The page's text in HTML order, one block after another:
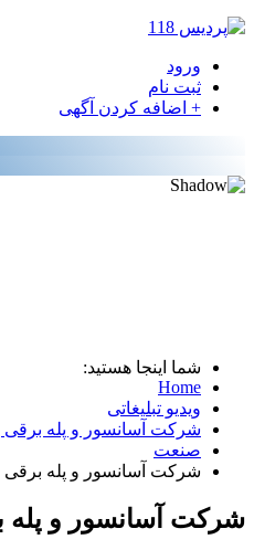
ورود
ثبت نام
+ اضافه کردن آگهی
شما اینجا هستید:
Home
ویدیو تبلیغاتی
شرکت آسانسور و پله برقی
صنعت
شرکت آسانسور و پله برقی
شرکت آسانسور و پله